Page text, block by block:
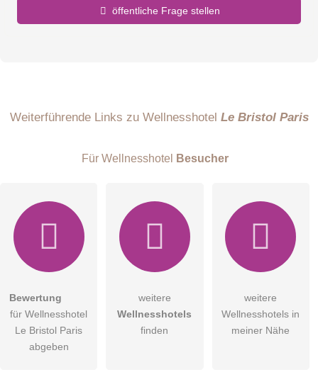
öffentliche Frage stellen
E-Mail-Adresse (wird nicht veröffentlicht)
Hiermit akzeptiere ich dieAGB
DieDatenschutzerklärung habe ich zur Kenntnis genommen.
Weiterführende Links zu Wellnesshotel Le Bristol Paris
Für Wellnesshotel Besucher
Bewertung
für Wellnesshotel
Le Bristol Paris
abgeben
weitere
Wellnesshotels
finden
weitere
Wellnesshotels in
meiner Nähe